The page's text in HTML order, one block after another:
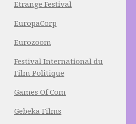
Etrange Festival
EuropaCorp
Eurozoom
Festival International du
Film Politique
Games Of Com
Gebeka Films